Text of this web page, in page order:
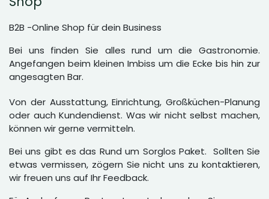
B2B -Online Shop für dein Business
Bei uns finden Sie alles rund um die Gastronomie.
Angefangen beim kleinen Imbiss um die Ecke bis hin zur
angesagten Bar.
Von der Ausstattung, Einrichtung, Großküchen-Planung
oder auch Kundendienst. Was wir nicht selbst machen,
können wir gerne vermitteln.
Bei uns gibt es das Rund um Sorglos Paket. Sollten Sie
etwas vermissen, zögern Sie nicht uns zu kontaktieren,
wir freuen uns auf Ihr Feedback.